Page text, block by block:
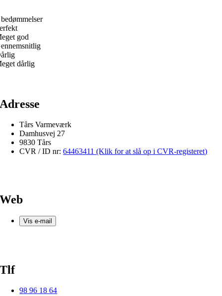
god
dårlig
Adresse
Tårs Varmeværk
Damhusvej 27
9830 Tårs
CVR / ID nr:64463411 (Klik for at slå op i CVR-registeret)
Web
Vis e-mail
Tlf
98 96 18 64